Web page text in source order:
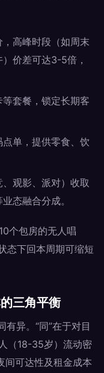
，高峰时段（如周末
价差可达3-5倍，
等套餐，锁定长期客
点单，提供零食、饮
、观影、派对）收取
态融合分成。
个包房的无人唱
态下回本周期可缩短
三角平衡
异。“同”在于对目
（18-35岁）流动密
间可达性及租金成本